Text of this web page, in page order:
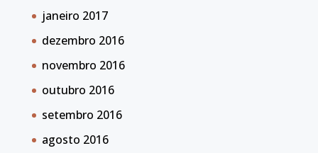
janeiro 2017
dezembro 2016
novembro 2016
outubro 2016
setembro 2016
agosto 2016